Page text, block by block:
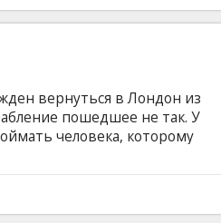
вернуться в Лондон из
пошедшее не так. У
человека, которому
с которым
языке с